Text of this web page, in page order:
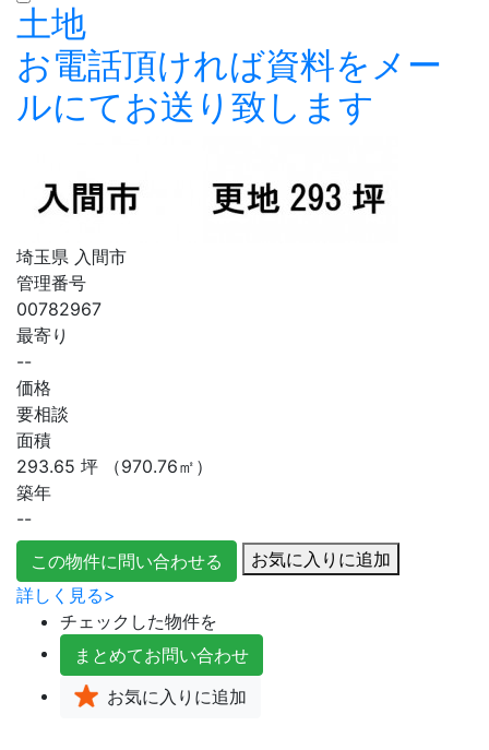
土地
お電話頂ければ資料をメー
ルにてお送り致します
埼玉県 入間市
管理番号
00782967
最寄り
--
価格
要相談
面積
293.65 坪 （970.76㎡）
築年
--
この物件に問い合わせる
お気に入りに追加
詳しく見る>
チェックした物件を
まとめてお問い合わせ
お気に入り に追加